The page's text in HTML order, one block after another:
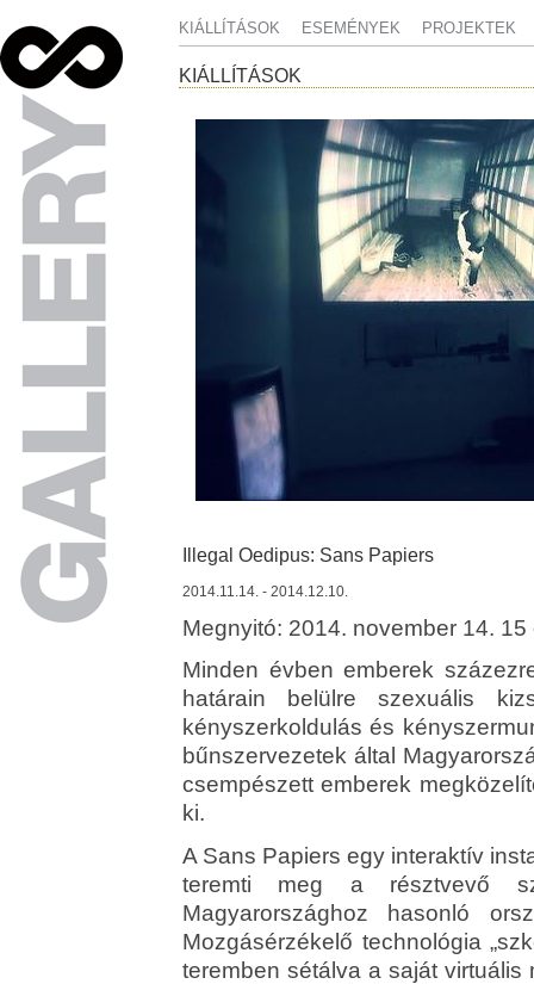
KIÁLLÍTÁSOK ESEMÉNYEK PROJEKTEK
KIÁLLÍTÁSOK
Illegal Oedipus: Sans Papiers
2014.11.14. - 2014.12.10.
Megnyitó: 2014. november 14.
Minden évben emberek
határain belülre szexuális
kényszerkoldulás és
bűnszervezetek által
csempészett emberek
ki.
A Sans Papiers egy interaktív
teremti meg a résztvevő
Magyarországhoz hasonló
Mozgásérzékelő technológia
teremben sétálva a saját